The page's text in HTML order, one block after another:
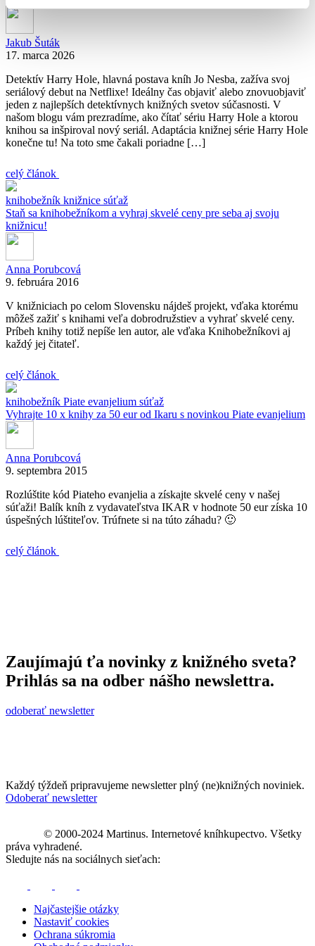
Jakub Šuták
17. marca 2026
Detektív Harry Hole, hlavná postava kníh Jo Nesba, zažíva svoj
seriálový debut na Netflixe! Ideálny čas objaviť alebo znovuobjaviť
jeden z najlepších detektívnych knižných svetov súčasnosti. V
našom blogu vám prezradíme, ako čítať sériu Harry Hole a ktorou
knihou sa inšpiroval nový seriál. Adaptácia knižnej série Harry Hole
konečne tu! Na toto sme čakali poriadne […]
celý článok
knihobežník knižnice súťaž
Staň sa knihobežníkom a vyhraj skvelé ceny pre seba aj svoju
knižnicu!
Anna Porubcová
9. februára 2016
V knižniciach po celom Slovensku nájdeš projekt, vďaka ktorému
môžeš zažiť s knihami veľa dobrodružstiev a vyhrať skvelé ceny.
Príbeh knihy totiž nepíše len autor, ale vďaka Knihobežníkovi aj
každý jej čitateľ.
celý článok
knihobežník Piate evanjelium súťaž
Vyhrajte 10 x knihy za 50 eur od Ikaru s novinkou Piate evanjelium
Anna Porubcová
9. septembra 2015
Rozlúštite kód Piateho evanjelia a získajte skvelé ceny v našej
súťaži! Balík kníh z vydavateľstva IKAR v hodnote 50 eur získa 10
úspešných lúštiteľov. Trúfnete si na túto záhadu? 🙂
celý článok
Zaujímajú ťa novinky z knižného sveta?
Prihlás sa na odber nášho newslettra.
odoberať newsletter
Každý týždeň pripravujeme newsletter plný (ne)knižných noviniek.
Odoberať newsletter
© 2000-2024 Martinus. Internetové kníhkupectvo. Všetky
práva vyhradené.
Sledujte nás na sociálnych sieťach:
Najčastejšie otázky
Nastaviť cookies
Ochrana súkromia